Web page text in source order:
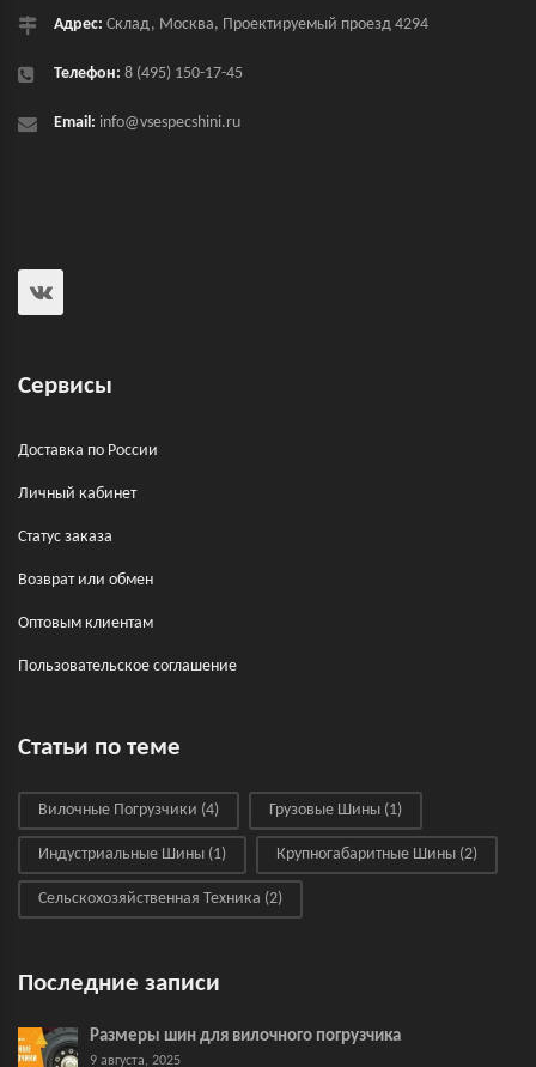
Адрес: Склад, Москва, Проектируемый проезд 4294
Телефон: 8 (495) 150-17-45
Email: info@vsespecshini.ru
Сервисы
Доставка по России
Личный кабинет
Статус заказа
Возврат или обмен
Оптовым клиентам
Пользовательское соглашение
Статьи по теме
Вилочные Погрузчики (4) Грузовые Шины (1)
Индустриальные Шины (1) Крупногабаритные Шины (2)
Сельскохозяйственная Техника (2)
Последние записи
Размеры шин для вилочного погрузчика
9 августа, 2025